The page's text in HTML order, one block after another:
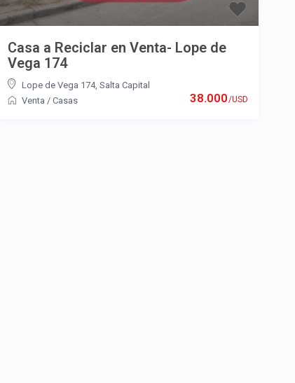
38.000/USD
Casa a Reciclar en Venta- Lope de
Vega 174
Lope de Vega 174, Salta Capital
Venta / Casas